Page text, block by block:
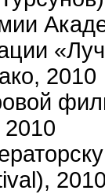
2010